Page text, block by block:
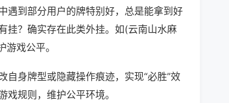
遇到部分用户的牌特别好，总是能拿到好
挂？确实存在此类外挂。如(云南山水麻
戏公平。
自身牌型或隐藏操作痕迹，实现“必胜”效
规则，维护公平环境。